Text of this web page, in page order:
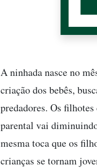
A ninhada nasce no
criação dos bebês,
predadores. Os
parental vai
mesma toca que os
crianças se tornam